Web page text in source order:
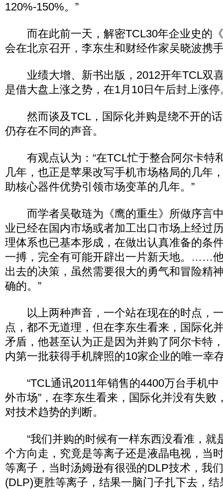
120%-150%。”
而在此前一天，解密TCL30年企业史的
会在北京召开，李东生和财经作家吴晓波携
业绩大增、新书出版，2012开年TCL双
是借大盘上涨之势，在1月10日午后封上涨
然而谈及TCL，国际化并购是绕不开的话
仍存在不同的声音。
有观点认为：“在TCL忙于整合阿尔卡特
几年，也正是苹果改写手机市场格局的几年
助核心器件优势引领市场变革的几年。”
而学者吴敬琏为《鹰的重生》所做序言中
业已经在国内市场或者加工出口市场上经过
理体系也已基本形成，在做出认真准备的条
一搏，完全有可能开辟出一片新天地。……
出去的决策，虽然需要很大的勇气和冒险精
确的。”
以上两种声音，一个站在现在的时点，
点，都不无道理，但在李东生看来，国际化
矛盾，他甚至认为正是因为并购了阿尔卡特
内第一批获得手机牌照的10家企业的唯一幸
“TCL通讯2011年销售的4400万台手机中
外市场”，在李东生看来，国际化并没有失败
对技术趋势的判断。
“我们并购的时候有一样东西没看准，就
个方向走，究竟是等离子还是液晶电视，当
等离子，当时汤姆逊有很强的DLP技术，我
(DLP)更胜等离子，结果一脑门子扎下去，结